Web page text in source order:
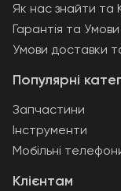
Клієнтам
Популярні
Запчастини
Інструменти
Мобільні
Як нас знайти та
Гарантія та
Умови доставки